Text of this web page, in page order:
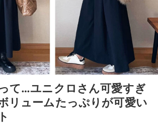
て…ユニクロさん可愛すぎ
リュームたっぷりが可愛い